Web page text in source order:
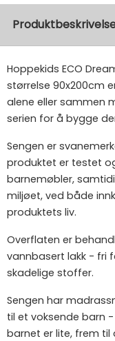
Hoppekids ECO
størrelse 90x200cm
alene eller sammen
serien for å bygge
Sengen er
produktet er testet
barnemøbler,
miljøet, ved både
produktets liv.
Overflaten er
vannbasert lakk - fri
skadelige stoffer.
Sengen har
til et voksende barn
barnet er lite, frem til